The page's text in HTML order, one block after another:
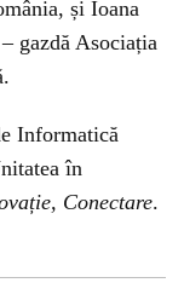
și Ioana
gazdă Asociația
Informatică
în
Conectare.